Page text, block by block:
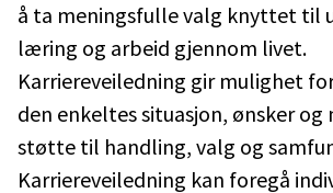
å ta meningsfulle valg knyttet til
læring og arbeid gjennom livet.
Karriereveiledning gir mulighet
den enkeltes situasjon, ønsker
støtte til handling, valg og
Karriereveiledning kan foregå